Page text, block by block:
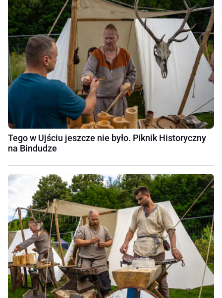
Tego w Ujściu jeszcze nie było. Piknik Historyczny
na Bindudze